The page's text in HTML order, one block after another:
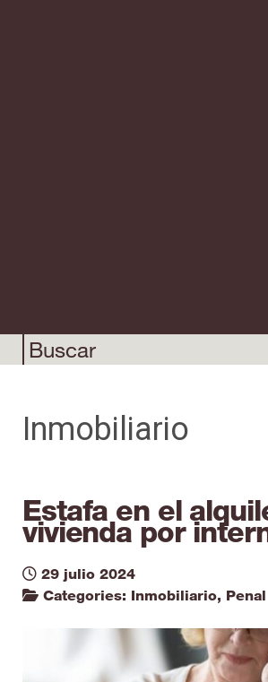
Inmobiliario
Estafa en el
vivienda por
29 julio 2024
Categories: Inmobiliario, Penal